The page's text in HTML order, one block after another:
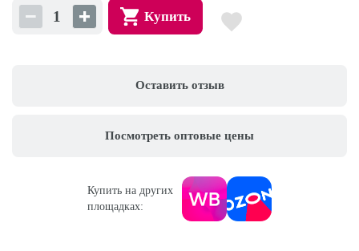
Оставить отзыв
Посмотреть оптовые цены
Купить на других
площадках:
Купить